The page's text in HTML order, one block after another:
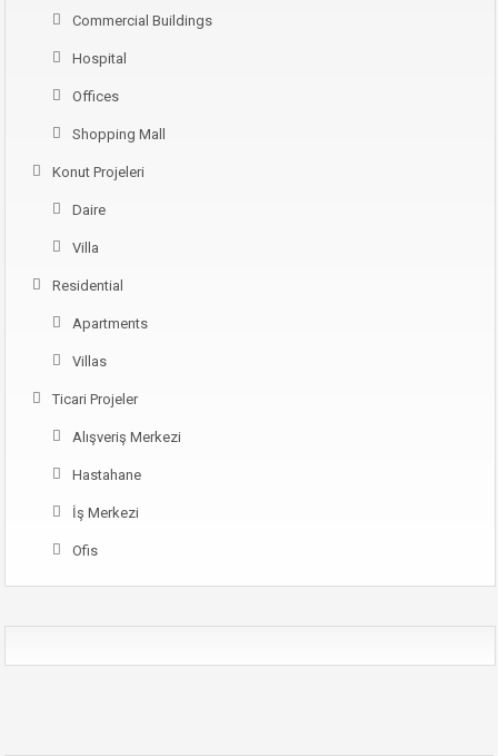
Commercial Buildings
Hospital
Offices
Shopping Mall
Konut Projeleri
Daire
Villa
Residential
Apartments
Villas
Ticari Projeler
Alışveriş Merkezi
Hastahane
İş Merkezi
Ofis